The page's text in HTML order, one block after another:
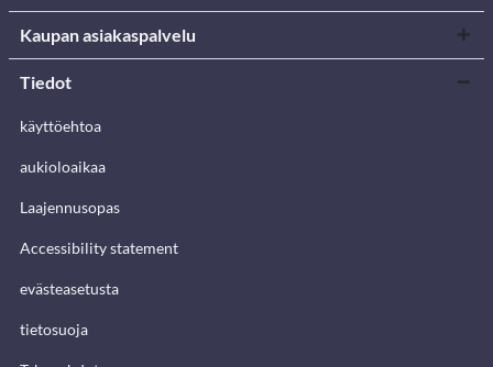
Kaupan asiakaspalvelu
Tiedot
käyttöehtoa
aukioloaikaa
Laajennusopas
Accessibility statement
evästeasetusta
tietosuoja